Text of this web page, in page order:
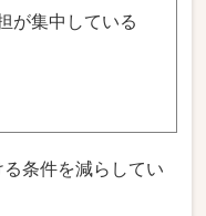
が集中している
条件を減らしてい